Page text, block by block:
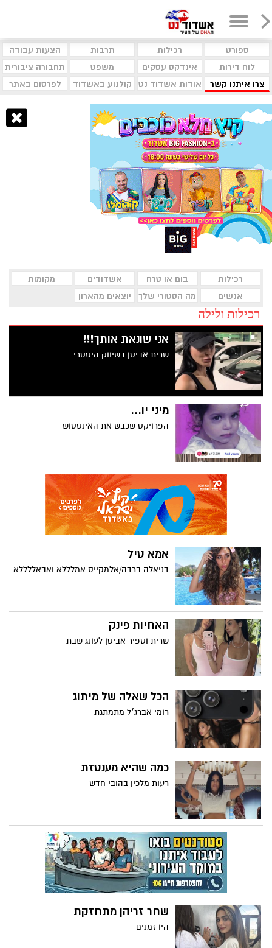
ספורט רכילות תרבות
הצעות עבודה
לוח דירות
אינדקס עסקים משפט
תחבורה ציבורית
צרו איתנו קשר
אודות אשדוד נט קולנוע באשדוד לפרסום באתר
רכילות בום או טרח אשדודים
מקומות
אנשים
מה הסטורי שלך יוצאים מהארון
רכילות ולילה
אני שונאת אותך!!!
שרית אביטן בשיווק היסטרי
מיני יו...
הפרויקט שכבש את האינסטוש
אמא טיל
דניאלה ברדה/אלמקייס אמלללא ואבאללללא
האחיות פינק
שרית וספיר אביטן לעונג שבת
הכל שאלה של מיתוג
רומי אברג׳ל מתמתגת
כמה שהיא מענטזת
רעות מלכין בהובי חדש
שחר זריהן מתחזקת
היו זמנים